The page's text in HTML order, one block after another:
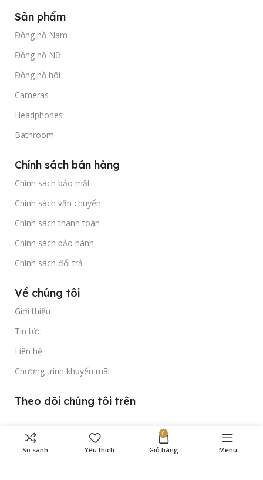
Sản phẩm
Đồng hồ Nam
Đồng hồ Nữ
Đồng hồ hôi
Cameras
Headphones
Bathroom
Chính sách bán hàng
Chính sách bảo mật
Chính sách vận chuyển
Chính sách thanh toán
Chính sách bảo hành
Chính sách đổi trả
Về chúng tôi
Giới thiệu
Tin tức
Liên hệ
Chương trình khuyến mãi
Theo dõi chúng tôi trên
Bản quyền thuộc về Gold Time Watch © 2023.
So sánh Yêu thích
0
Giỏ hàng Menu